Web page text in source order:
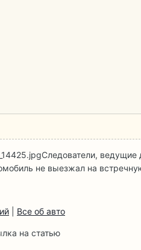
Следователи, ведущие
не выезжал на
Все об авто
на статью